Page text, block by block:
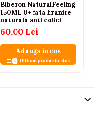
Biberon NaturalFeeling
150ML 0+ fata hranire
naturala anti colici
60,00 Lei
Adauga in cos
Ultimul produs in stoc